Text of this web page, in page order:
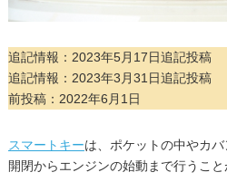
追記情報：2023年5月17日追記投稿
追記情報：2023年3月31日追記投稿
前投稿：2022年6月1日
スマートキーは、ポケットの中やカ
開閉からエンジンの始動まで行うこと